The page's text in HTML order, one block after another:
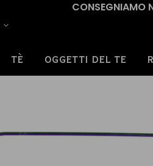
CONSEGNIAMO
TÈ OGGETTI DEL TE